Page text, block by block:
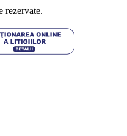
rezervate.